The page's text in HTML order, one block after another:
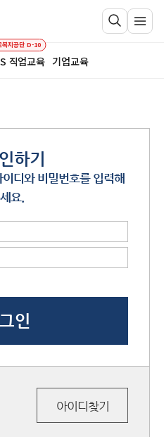
복지공단 D-10
직업교육 기업교육
하기
디와 비밀번호를 입력해
요.
아이디찾기